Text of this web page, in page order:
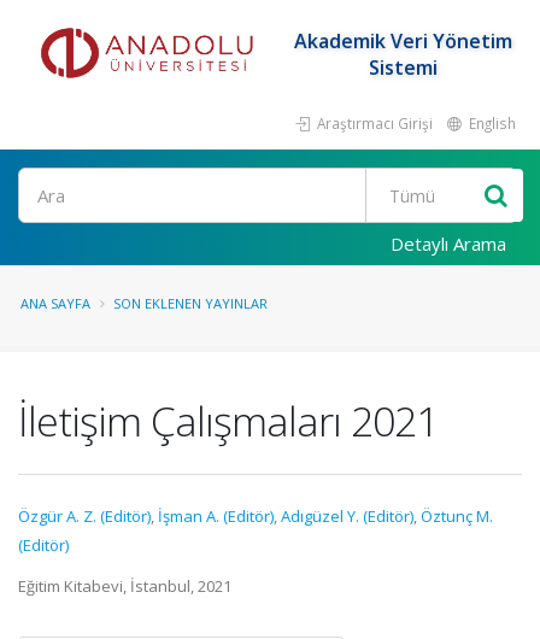
Akademik Veri Yönetim
Sistemi
Araştırmacı Girişi English
Ara
Detaylı Arama
ANA SAYFA SON EKLENEN YAYINLAR
İletişim Çalışmaları 2021
Özgür A. Z. (Editör), İşman A. (Editör),Adıgüzel Y. (Editör),Öztunç M.
(Editör)
Eğitim Kitabevi, İstanbul, 2021